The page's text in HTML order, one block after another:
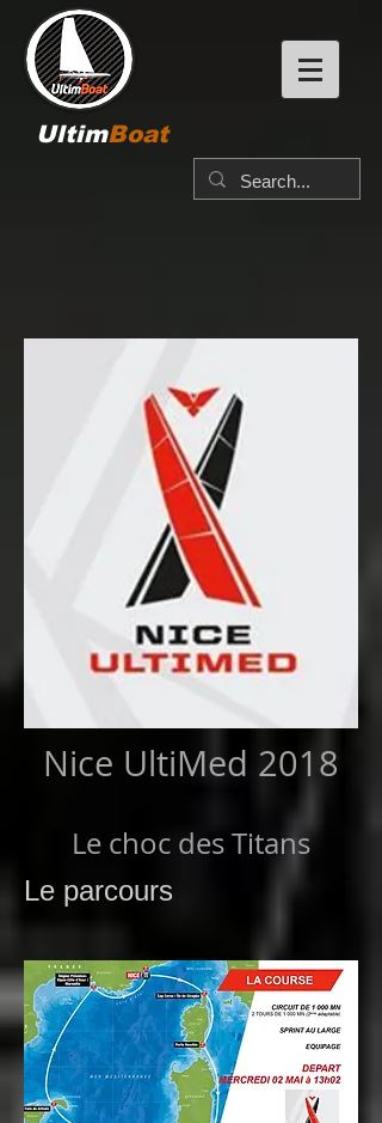
UltimBoat
Nice UltiMed 2018
Le choc des Titans
Le parcours